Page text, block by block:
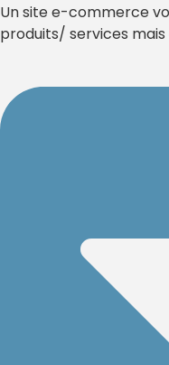
Un site e-commerce
produits/ services